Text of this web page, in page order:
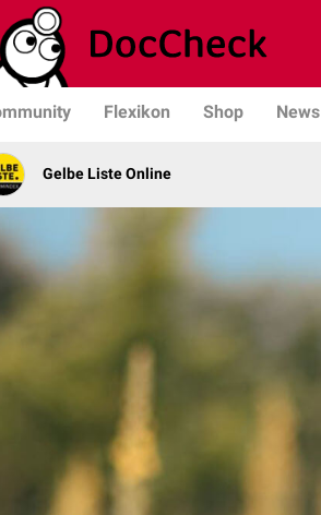
Flexikon Shop News
Gelbe Liste Online